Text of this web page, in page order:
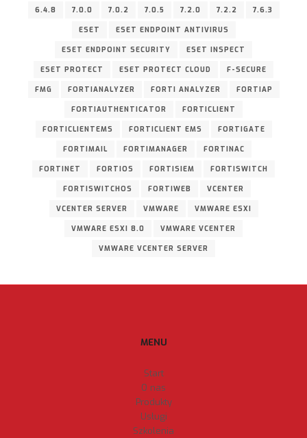
6.4.8 7.0.0 7.0.2 7.0.5 7.2.0 7.2.2 7.6.3
ESET ESET ENDPOINT ANTIVIRUS
ESET ENDPOINT SECURITY ESET INSPECT
ESET PROTECT ESET PROTECT CLOUD F-SECURE
FMG FORTIANALYZER FORTI ANALYZER FORTIAP
FORTIAUTHENTICATOR FORTICLIENT
FORTICLIENTEMS FORTICLIENT EMS FORTIGATE
FORTIMAIL FORTIMANAGER FORTINAC
FORTINET FORTIOS FORTISIEM FORTISWITCH
FORTISWITCHOS FORTIWEB VCENTER
VCENTER SERVER VMWARE VMWARE ESXI
VMWARE ESXI 8.0 VMWARE VCENTER
VMWARE VCENTER SERVER
MENU
Start
O nas
Produkty
Usługi
Szkolenia